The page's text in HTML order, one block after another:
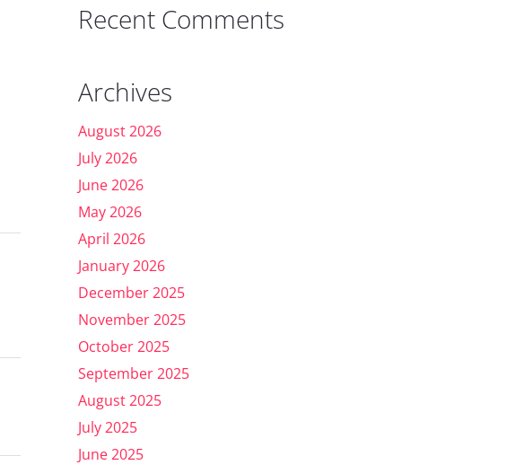
Recent Comments
Archives
August 2026
July 2026
June 2026
May 2026
April 2026
January 2026
December 2025
November 2025
October 2025
September 2025
August 2025
July 2025
June 2025